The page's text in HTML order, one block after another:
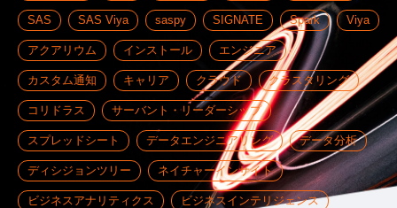
SAS SAS Viya saspy SIGNATE Spark Viya
アクアリウム インストール エンジニア
カスタム通知 キャリア クラウド クラスタリング
コリドラス サーバント・リーダーシップ
スプレッドシート データエンジニアリング データ分析
ディシジョンツリー ネイチャーインサイト
ビジネスアナリティクス ビジネスインテリジェンス